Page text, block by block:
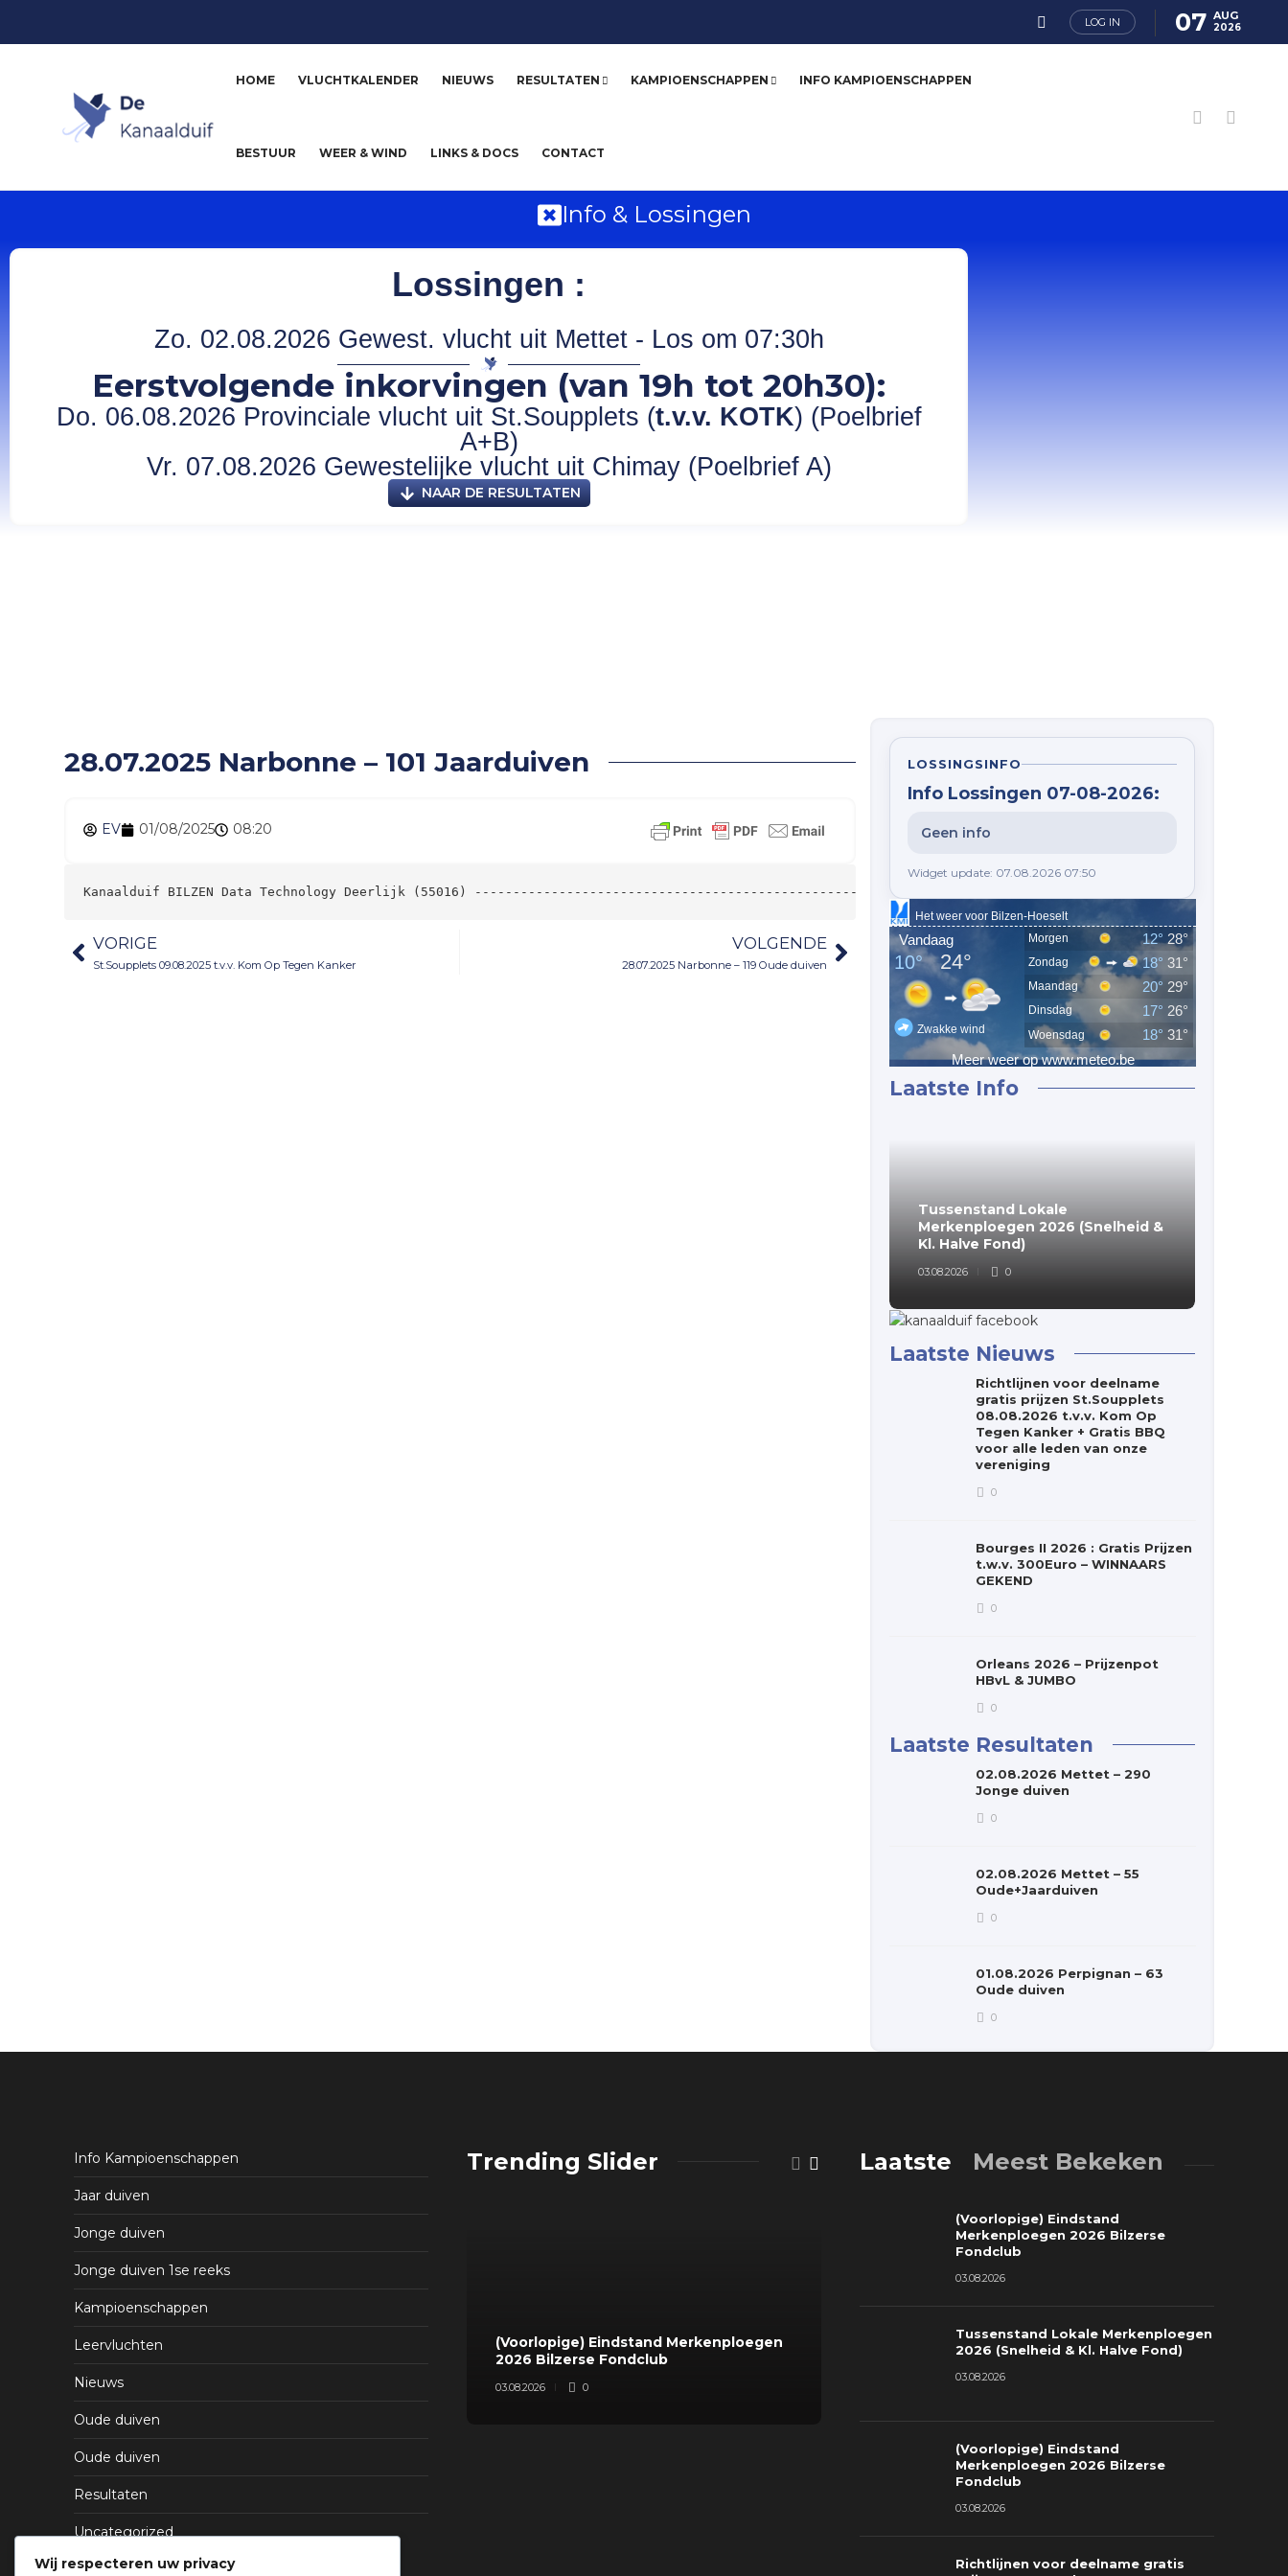
LOG IN 07 AUG
2026
HOME VLUCHTKALENDER NIEUWS RESULTATEN KAMPIOENSCHAPPEN INFO KAMPIOENSCHAPPEN
BESTUUR WEER & WIND LINKS & DOCS CONTACT
Info & Lossingen
Lossingen :
Zo. 02.08.2026 Gewest. vlucht uit Mettet - Los om 07:30h
Eerstvolgende inkorvingen (van 19h tot 20h30):
Do. 06.08.2026 Provinciale vlucht uit St.Soupplets (t.v.v. KOTK) (Poelbrief
A+B)
Vr. 07.08.2026 Gewestelijke vlucht uit Chimay (Poelbrief A)
NAAR DE RESULTATEN
28.07.2025 Narbonne – 101 Jaarduiven
EV 01/08/2025 08:20
Kanaalduif BILZEN Data Technology Deerlijk (55016) ------------------------------------------------------------------------------------- NARBONNE 28-07-25 101 Jaarse Deelnemers:14
VORIGE
St.Soupplets 09.08.2025 t.v.v. Kom Op Tegen Kanker
VOLGENDE
28.07.2025 Narbonne – 119 Oude duiven
LOSSINGSINFO
Info Lossingen 07-08-2026:
Geen info
Widget update: 07.08.2026 07:50
Laatste Info
Tussenstand Lokale
Merkenploegen 2026 (Snelheid &
Kl. Halve Fond)
03.08.2026 0
Laatste Nieuws
Richtlijnen voor deelname
gratis prijzen St.Soupplets
08.08.2026 t.v.v. Kom Op
Tegen Kanker + Gratis BBQ
voor alle leden van onze
vereniging
0
Bourges II 2026 : Gratis Prijzen
t.w.v. 300Euro – WINNAARS
GEKEND
0
Orleans 2026 – Prijzenpot
HBvL & JUMBO
0
Laatste Resultaten
02.08.2026 Mettet – 290
Jonge duiven
0
02.08.2026 Mettet – 55
Oude+Jaarduiven
0
01.08.2026 Perpignan – 63
Oude duiven
0
Info Kampioenschappen
Jaar duiven
Jonge duiven
Jonge duiven 1se reeks
Kampioenschappen
Leervluchten
Nieuws
Oude duiven
Oude duiven
Resultaten
Uncategorized
Trending Slider
(Voorlopige) Eindstand Merkenploegen
2026 Bilzerse Fondclub
03.08.2026 0
Tussenstand Lokale Merkenploegen
2026 (Snelheid & Kl. Halve Fond)
Laatste Meest Bekeken
(Voorlopige) Eindstand
Merkenploegen 2026 Bilzerse
Fondclub
03.08.2026
Tussenstand Lokale Merkenploegen
2026 (Snelheid & Kl. Halve Fond)
03.08.2026
(Voorlopige) Eindstand
Merkenploegen 2026 Bilzerse
Fondclub
03.08.2026
Richtlijnen voor deelname gratis
Wij respecteren uw privacy